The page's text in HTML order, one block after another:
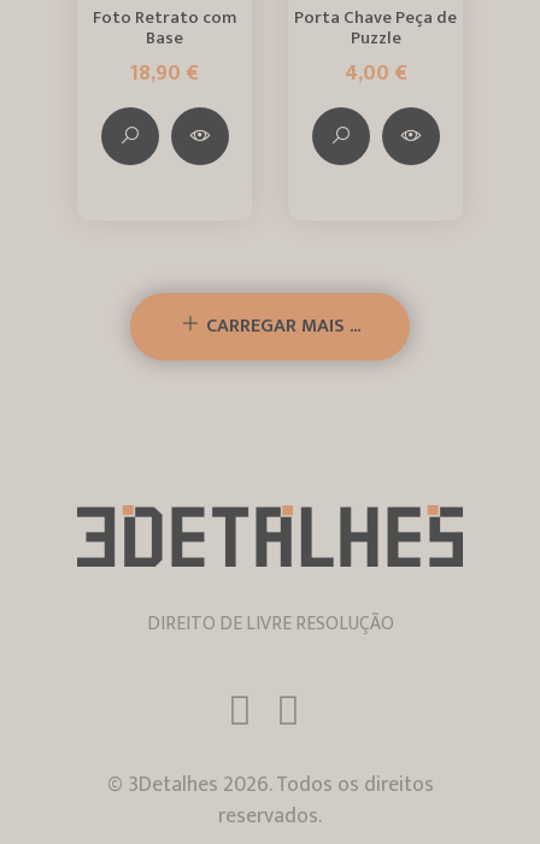
Foto Retrato com
Base
18,90 €
Porta Chave Peça de
Puzzle
4,00 €
CARREGAR MAIS ...
DIREITO DE LIVRE RESOLUÇÃO
© 3Detalhes 2026. Todos os direitos
reservados.